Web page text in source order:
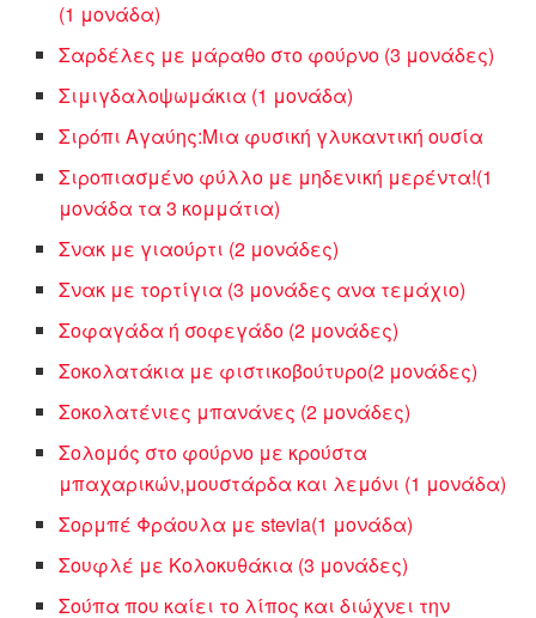
(1 μονάδα)
Σαρδέλες με μάραθο στο φούρνο (3 μονάδες)
Σιμιγδαλοψωμάκια (1 μονάδα)
Σιρόπι Αγαύης:Μια φυσική γλυκαντική ουσία
Σιροπιασμένο φύλλο με μηδενική μερέντα!(1
μονάδα τα 3 κομμάτια)
Σνακ με γιαούρτι (2 μονάδες)
Σνακ με τορτίγια (3 μονάδες ανα τεμάχιο)
Σοφαγάδα ή σοφεγάδο (2 μονάδες)
Σοκολατάκια με φιστικοβούτυρο(2 μονάδες)
Σοκολατένιες μπανάνες (2 μονάδες)
Σολομός στο φούρνο με κρούστα
μπαχαρικών,μουστάρδα και λεμόνι (1 μονάδα)
Σορμπέ Φράουλα με stevia(1 μονάδα)
Σουφλέ με Κολοκυθάκια (3 μονάδες)
Σούπα που καίει το λίπος και διώχνει την